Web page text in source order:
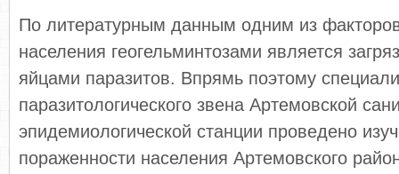
По литературным данным одним из
населения геогельминтозами является
яйцами паразитов. Впрямь поэтому
паразитологического звена Артемовской
эпидемиологической станции проведено
пораженности населения Артемовского